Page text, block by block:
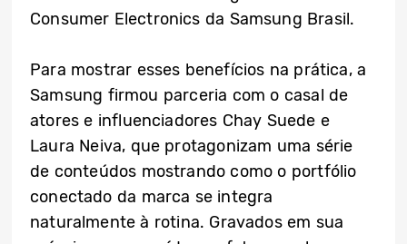
Consumer Electronics da Samsung Brasil.
Para mostrar esses benefícios na prática, a
Samsung firmou parceria com o casal de
atores e influenciadores Chay Suede e
Laura Neiva, que protagonizam uma série
de conteúdos mostrando como o portfólio
conectado da marca se integra
naturalmente à rotina. Gravados em sua